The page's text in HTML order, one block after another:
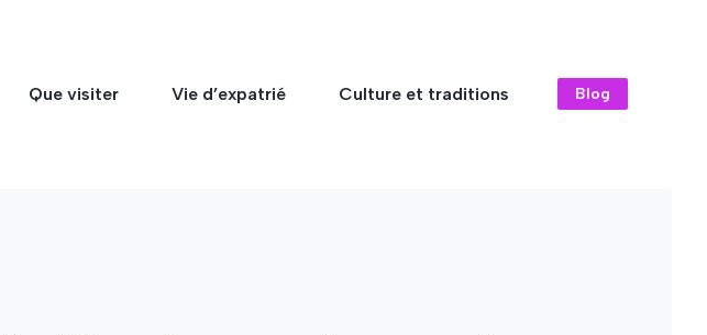
Que visiter Vie d’expatrié Culture et traditions Blog